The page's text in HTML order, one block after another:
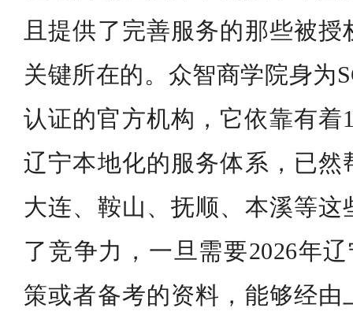
且提供了完善服务的那些被
关键所在的。众智商学院身为
认证的官方机构，它依靠有着
辽宁本地化的服务体系，已然
大连、鞍山、抚顺、本溪等这
了竞争力，一旦需要2026年
策或者备考的资料，能够经由